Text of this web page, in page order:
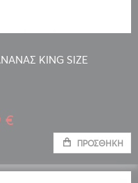
KING SIZE
€
ΠΡΟΣΘΉΚΗ